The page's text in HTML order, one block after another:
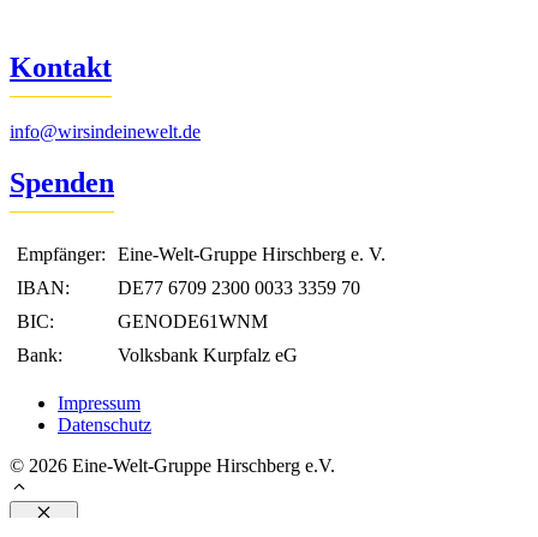
Kontakt
info@wirsindeinewelt.de
Spenden
Empfänger:
Eine-Welt-Gruppe Hirschberg e. V.
IBAN:
DE77 6709 2300 0033 3359 70
BIC:
GENODE61WNM
Bank:
Volksbank Kurpfalz eG
Impressum
Datenschutz
© 2026 Eine-Welt-Gruppe Hirschberg e.V.